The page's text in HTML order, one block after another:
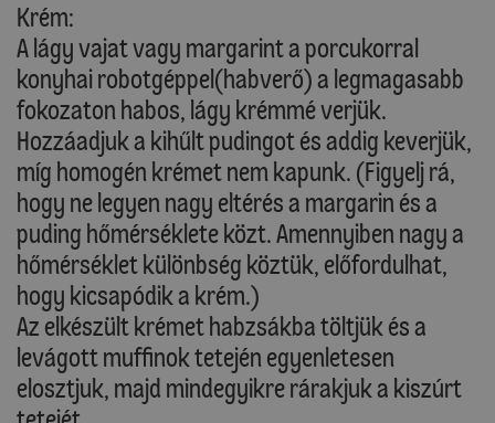
Krém:
A lágy vajat vagy margarint a porcukorral
konyhai robotgéppel(habverő) a legmagasabb
fokozaton habos, lágy krémmé verjük.
Hozzáadjuk a kihűlt pudingot és addig keverjük,
míg homogén krémet nem kapunk. (Figyelj rá,
hogy ne legyen nagy eltérés a margarin és a
puding hőmérséklete közt. Amennyiben nagy a
hőmérséklet különbség köztük, előfordulhat,
hogy kicsapódik a krém.)
Az elkészült krémet habzsákba töltjük és a
levágott muffinok tetején egyenletesen
elosztjuk, majd mindegyikre rárakjuk a kiszúrt